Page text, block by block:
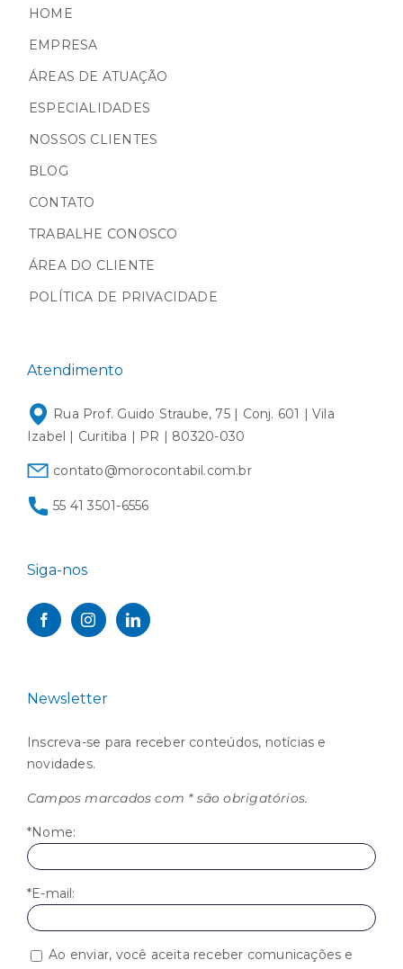
HOME
EMPRESA
ÁREAS DE ATUAÇÃO
ESPECIALIDADES
NOSSOS CLIENTES
BLOG
CONTATO
TRABALHE CONOSCO
ÁREA DO CLIENTE
POLÍTICA DE PRIVACIDADE
Atendimento
Rua Prof. Guido Straube, 75 | Conj. 601 | Vila
Izabel | Curitiba | PR | 80320-030
contato@morocontabil.com.br
55 41 3501-6556
Siga-nos
Newsletter
Inscreva-se para receber conteúdos, notícias e
novidades.
Campos marcados com * são obrigatórios.
*Nome:
*E-mail:
Ao enviar, você aceita receber comunicações e